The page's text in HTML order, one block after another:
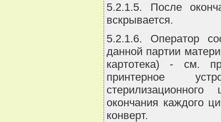
5.2.1.5. После
вскрывается.
5.2.1.6. Оператор
данной партии
картотека) - см.
принтерное
окончания каждого
конверт.